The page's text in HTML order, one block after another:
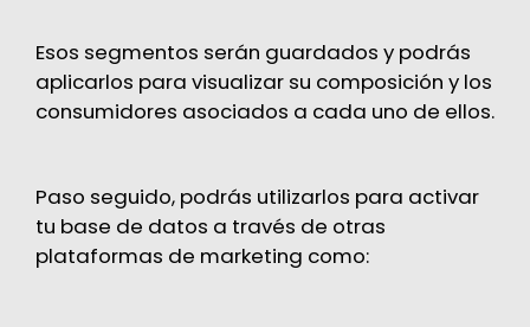
Esos segmentos serán guardados y podrás
aplicarlos para visualizar su composición y los
consumidores asociados a cada uno de ellos.
Paso seguido, podrás utilizarlos para activar
tu base de datos a través de otras
plataformas de marketing como: